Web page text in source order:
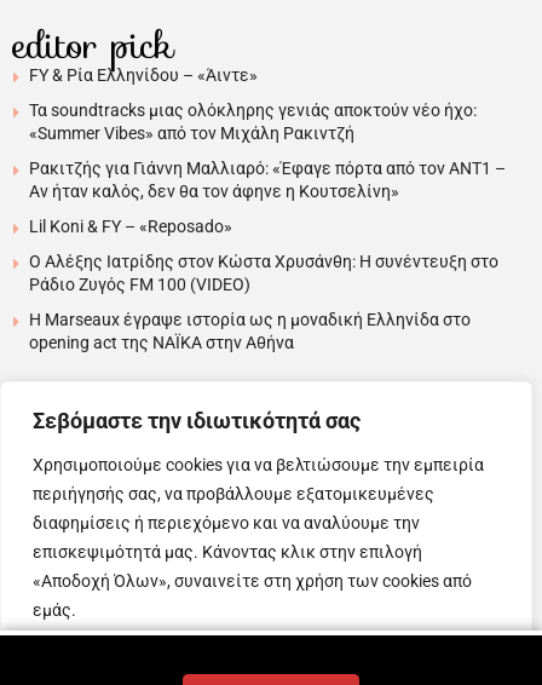
Σεβόμαστε την ιδιωτικότητά σας
Χρησιμοποιούμε cookies για να βελτιώσουμε την εμπειρία
περιήγησής σας, να προβάλλουμε εξατομικευμένες
διαφημίσεις ή περιεχόμενο και να αναλύουμε την
επισκεψιμότητά μας. Κάνοντας κλικ στην επιλογή
«Αποδοχή Όλων», συναινείτε στη χρήση των cookies από
εμάς.
Απόρριψη όλων
editor pick
FY & Ρία Ελληνίδου – «Άιντε»
Τα soundtracks μιας ολόκληρης γενιάς αποκτούν νέο ήχο:
«Summer Vibes» από τον Μιχάλη Ρακιντζή
Ρακιτζής για Γιάννη Μαλλιαρό: «Έφαγε πόρτα από τον ΑΝΤ1 –
Αν ήταν καλός, δεν θα τον άφηνε η Κουτσελίνη»
Lil Koni & FY – «Reposado»
Ο Αλέξης Ιατρίδης στον Κώστα Χρυσάνθη: Η συνέντευξη στο
Ράδιο Ζυγός FM 100 (VIDEO)
H Marseaux έγραψε ιστορία ως η μοναδική Ελληνίδα στο
opening act της NAÏKA στην Αθήνα
….
Copyright © 2025 Evita News. All Rights Reserved.
Όροι Χρήσης|Πολιτική Απορρήτου |Πολιτική Cookies